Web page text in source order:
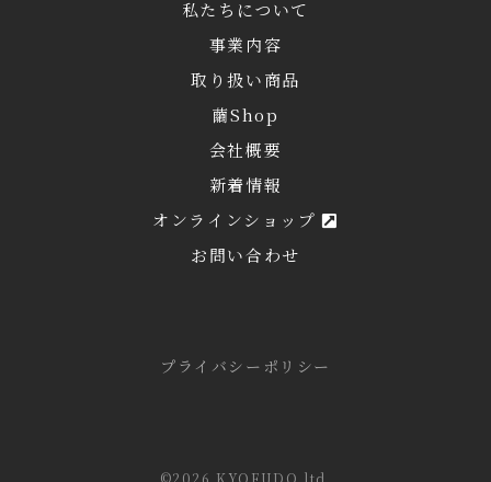
私たちについて
事業内容
取り扱い商品
繭Shop
会社概要
新着情報
オンラインショップ
お問い合わせ
プライバシーポリシー
©2026 KYOFUDO ltd.